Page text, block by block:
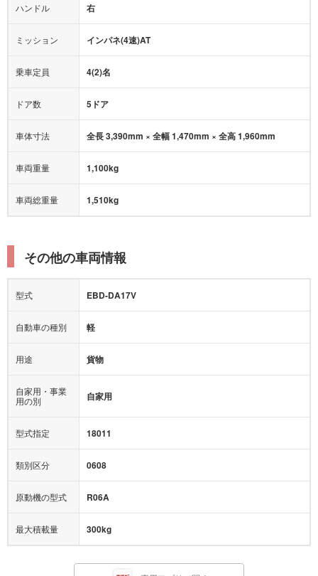
ヒルディセントコントロール
オートマチックハイビーム
ハンドル 右
ミッション インパネ(4速)AT
乗車定員 4(2)名
ドア数 5ドア
車体寸法 全長 3,390mm × 全幅 1,470mm × 全高 1,960mm
車両重量 1,100kg
車両総重量 1,510kg
その他の車両情報
型式 EBD-DA17V
自動車の種別 軽
用途 貨物
自家用・事業
用の別
自家用
型式指定 18011
類別区分 0608
原動機の型式 R06A
最大積載量 300kg